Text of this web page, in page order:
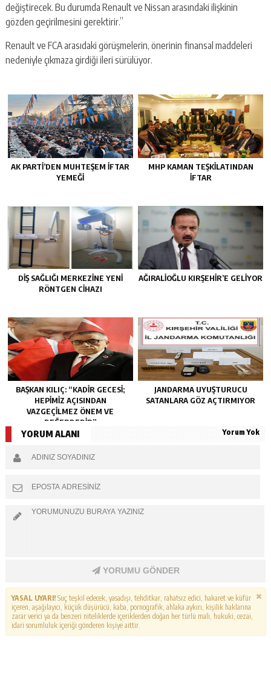
değiştirecek. Bu durumda Renault ve Nissan arasındaki ilişkinin
gözden geçirilmesini gerektirir.”
Renault ve FCA arasıdaki görüşmelerin, önerinin finansal maddeleri
nedeniyle çıkmaza girdiği ileri sürülüyor.
AK PARTİ’DEN MUHTEŞEM İFTAR
YEMEĞİ
MHP KAMAN TEŞKİLATINDAN
İFTAR
DİŞ SAĞLIĞI MERKEZİNE YENİ
RÖNTGEN CİHAZI
AĞIRALİOĞLU KIRŞEHİR’E GELİYOR
BAŞKAN KILIÇ: “KADİR GECESİ;
HEPİMİZ AÇISINDAN
VAZGEÇİLMEZ ÖNEM VE
DEĞERDEDİR”
JANDARMA UYUŞTURUCU
SATANLARA GÖZ AÇTIRMIYOR
YORUM ALANI Yorum Yok
YORUMU GÖNDER
YASAL UYARI!Suç teşkil edecek, yasadışı, tehditkar, rahatsız edici, hakaret ve küfür
içeren, aşağılayıcı, küçük düşürücü, kaba, pornografik, ahlaka aykırı, kişilik haklarına
zarar verici ya da benzeri niteliklerde içeriklerden doğan her türlü mali, hukuki, cezai,
idari sorumluluk içeriği gönderen kişiye aittir.